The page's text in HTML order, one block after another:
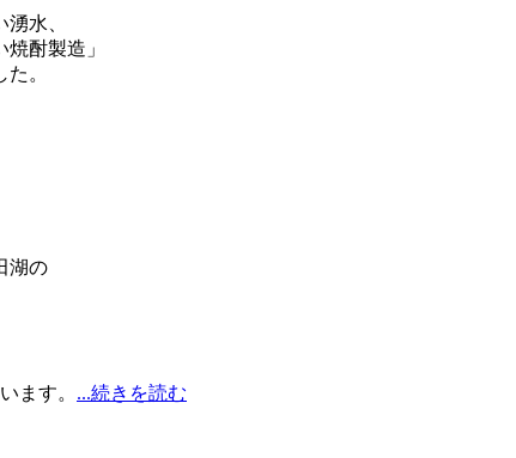
水、
酎製造」
ました。
湖の
ます。 ...続きを読む